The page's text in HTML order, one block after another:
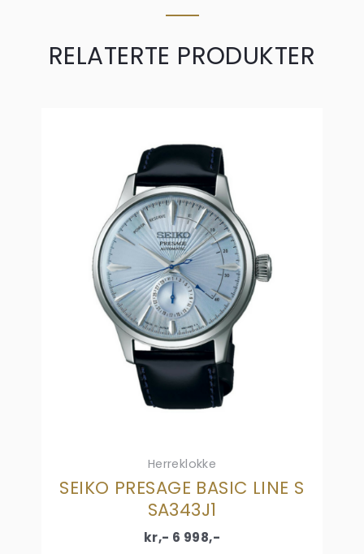
RELATERTE PRODUKTER
Herreklokke
SEIKO PRESAGE BASIC LINE S
SA343J1
kr,- 6 998,-